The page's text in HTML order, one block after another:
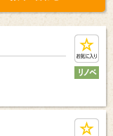
この建物について
お問い合わせ